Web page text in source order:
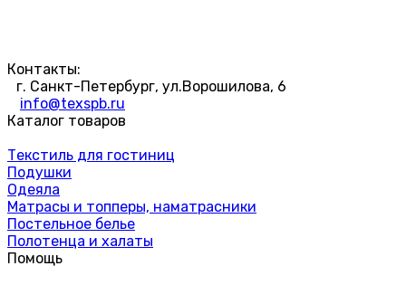
Контакты:
г. Санкт-Петербург, ул.Ворошилова, 6
info@texspb.ru
Каталог товаров
Текстиль для гостиниц
Подушки
Одеяла
Матрасы и топперы, наматрасники
Постельное белье
Полотенца и халаты
Помощь